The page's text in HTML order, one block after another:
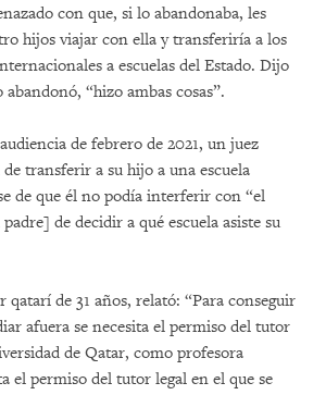
con que, si lo abandonaba, les
hijos viajar con ella y transferiría a los
a escuelas del Estado. Dijo
“hizo ambas cosas”.
de febrero de 2021, un juez
transferir a su hijo a una escuela
de que él no podía interferir con “el
de decidir a qué escuela asiste su
qatarí de 31 años, relató: “Para conseguir
afuera se necesita el permiso del tutor
de Qatar, como profesora
el permiso del tutor legal en el que se